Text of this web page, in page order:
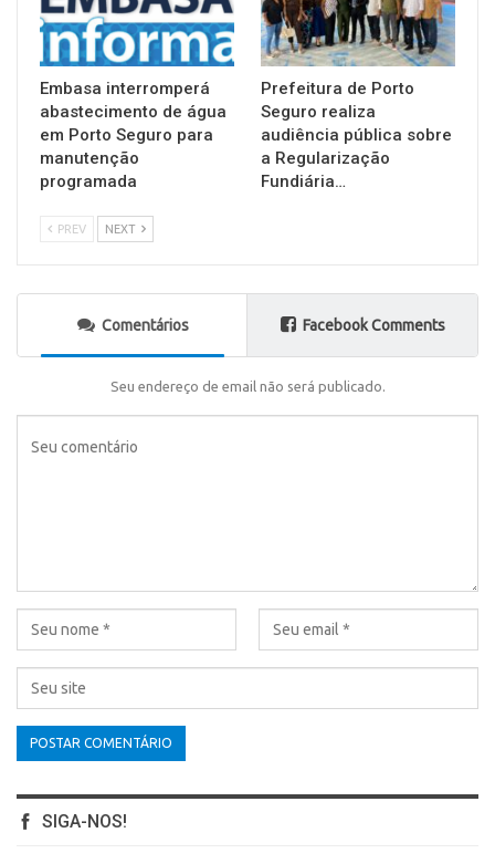
Embasa interromperá
abastecimento de água
em Porto Seguro para
manutenção
programada
Prefeitura de Porto
Seguro realiza
audiência pública sobre
a Regularização
Fundiária…
PREV NEXT
Comentários Facebook Comments
Seu endereço de email não será publicado.
SIGA-NOS!